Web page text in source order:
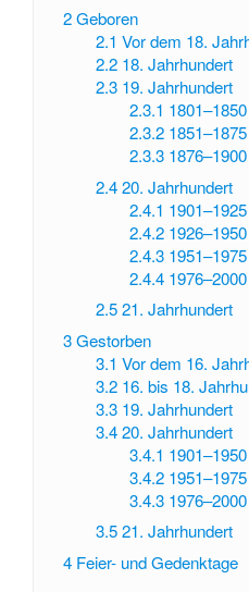
2Geboren
2.1 Vor dem 18.
2.2 18. Jahrhundert
2.3 19. Jahrhundert
2.3.1 1801–1850
2.3.2 1851–1875
2.3.3 1876–1900
2.4 20. Jahrhundert
2.4.1 1901–1925
2.4.2 1926–1950
2.4.3 1951–1975
2.4.4 1976–2000
2.5 21. Jahrhundert
3Gestorben
3.1 Vor dem 16.
3.2 16. bis 18.
3.3 19. Jahrhundert
3.4 20. Jahrhundert
3.4.1 1901–1950
3.4.2 1951–1975
3.4.3 1976–2000
3.5 21. Jahrhundert
4 Feier- und Gedenktage